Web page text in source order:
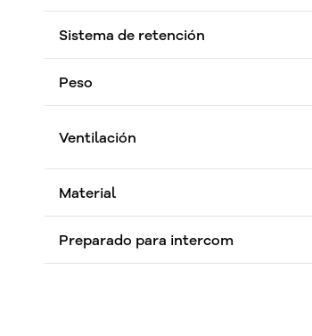
Sistema de retención
Peso
Ventilación
Material
Preparado para intercom